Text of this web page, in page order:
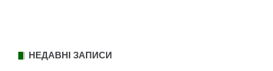
НЕДАВНІ ЗАПИСИ